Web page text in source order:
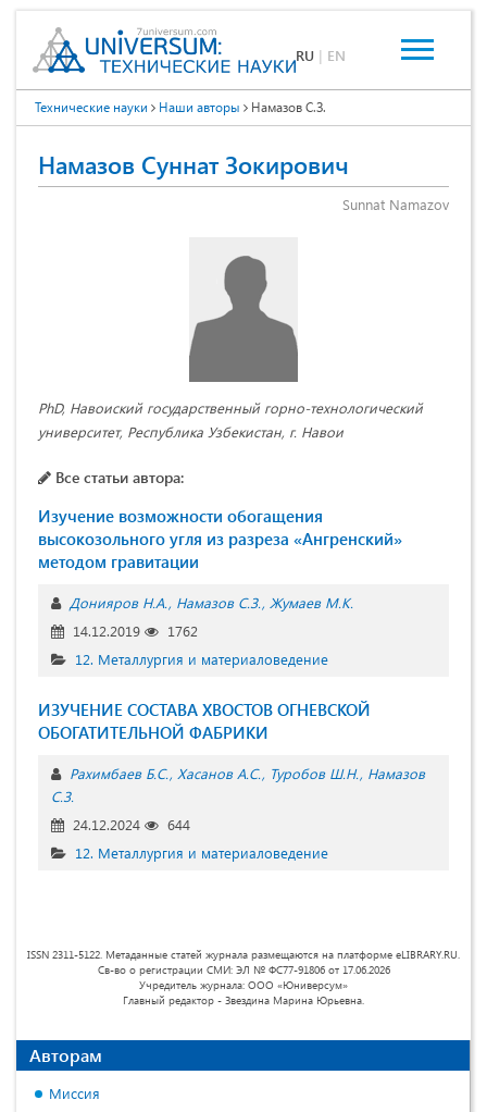
RU | EN
Технические науки Наши авторы Намазов С.З.
Намазов Суннат Зокирович
Sunnat Namazov
PhD, Навоиский государственный горно-технологический
университет, Республика Узбекистан, г. Навои
Все статьи автора:
Изучение возможности обогащения
высокозольного угля из разреза «Ангренский»
методом гравитации
Донияров Н.А. Намазов С.З. Жумаев М.К.
14.12.2019
1762
12. Металлургия и материаловедение
ИЗУЧЕНИЕ СОСТАВА ХВОСТОВ ОГНЕВСКОЙ
ОБОГАТИТЕЛЬНОЙ ФАБРИКИ
Рахимбаев Б.С. Хасанов А.С. Туробов Ш.Н. Намазов
С.З.
24.12.2024
644
12. Металлургия и материаловедение
ISSN 2311-5122. Метаданные статей журнала размещаются на платформе eLIBRARY.RU.
Св-во о регистрации СМИ: ЭЛ № ФС77-91806 от 17.06.2026
Учредитель журнала: ООО «Юниверсум»
Главный редактор - Звездина Марина Юрьевна.
Авторам
Миссия